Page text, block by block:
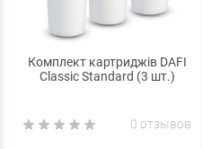
Комплект картриджів DAFI
Classic Standard (3 шт.)
0 отзывов